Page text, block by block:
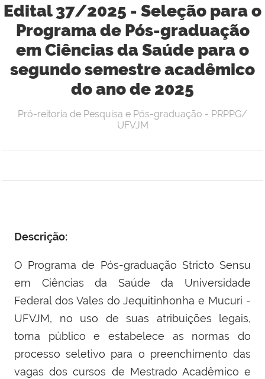
Edital 37/2025 - Seleção para o
Programa de Pós-graduação
em Ciências da Saúde para o
segundo semestre acadêmico
do ano de 2025
Pró-reitoria de Pesquisa e Pós-graduação - PRPPG/
UFVJM
Descrição:
O Programa de Pós-graduação Stricto Sensu
em Ciências da Saúde da Universidade
Federal dos Vales do Jequitinhonha e Mucuri -
UFVJM, no uso de suas atribuições legais,
torna público e estabelece as normas do
processo seletivo para o preenchimento das
vagas dos cursos de Mestrado Acadêmico e